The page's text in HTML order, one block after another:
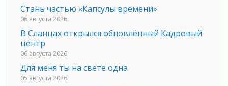
Стань частью «Капсулы времени»
06 августа 2026
В Сланцах открылся обновлённый Кадровый
центр
06 августа 2026
Для меня ты на свете одна
05 августа 2026